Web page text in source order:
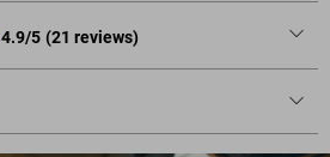
4.9/5 (21 reviews)